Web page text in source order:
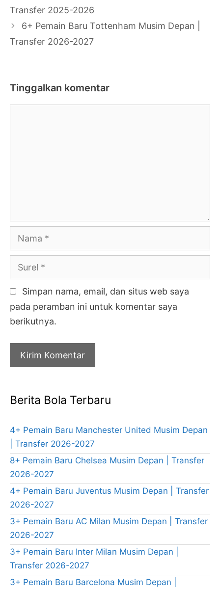
Tulisan
Transfer 2025-2026
6+ Pemain Baru Tottenham Musim Depan |
Transfer 2026-2027
Tinggalkan komentar
Nama
Surel
Simpan nama, email, dan situs web saya
pada peramban ini untuk komentar saya
berikutnya.
Berita Bola Terbaru
4+ Pemain Baru Manchester United Musim Depan
| Transfer 2026-2027
8+ Pemain Baru Chelsea Musim Depan | Transfer
2026-2027
4+ Pemain Baru Juventus Musim Depan | Transfer
2026-2027
3+ Pemain Baru AC Milan Musim Depan | Transfer
2026-2027
3+ Pemain Baru Inter Milan Musim Depan |
Transfer 2026-2027
3+ Pemain Baru Barcelona Musim Depan |